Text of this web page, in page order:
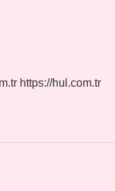
https://hul.com.tr